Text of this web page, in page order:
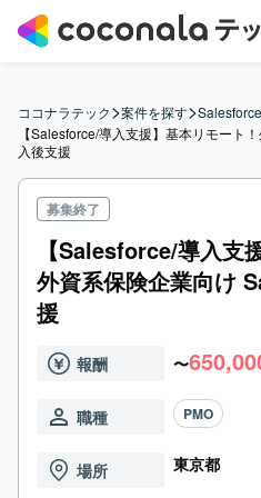
ココナラテック>案件を探す>
【Salesforce/導入支援】基本リモート
入後支援
募集終了
【Salesforce/導入支
外資系保険企業向け
援
報酬 〜
職種 PMO
場所 東京都